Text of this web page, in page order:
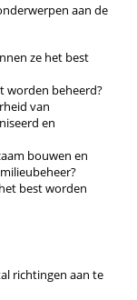
aan de
ze het best
worden beheerd?
van
en
bouwen en
best worden
richtingen aan te